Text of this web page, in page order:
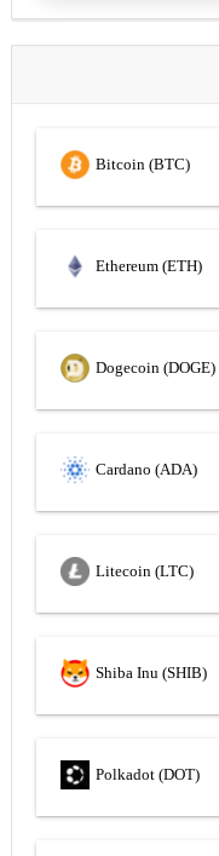
Bitcoin (BTC)
Ethereum (ETH)
Dogecoin (DOGE)
Cardano (ADA)
Litecoin (LTC)
Shiba Inu (SHIB)
Polkadot (DOT)